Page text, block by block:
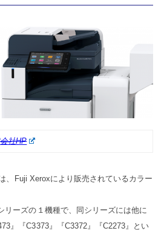
社HP
、Fuji Xeroxにより販売されているカラー
リーズの１機種で、同シリーズには他に
』『C3373』『C3372』『C2273』とい